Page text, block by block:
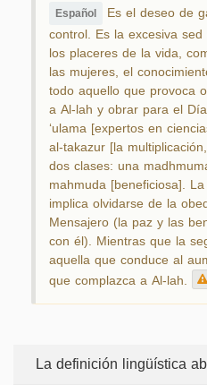
Español Es el deseo de
control. Es la excesiva
los placeres de la vida,
las mujeres, el
todo aquello que provoca
a Al-lah y obrar para el
‘ulama [expertos en
al-takazur [la
dos clases: una
mahmuda [beneficiosa].
implica olvidarse de la
Mensajero (la paz y las
con él). Mientras que la
aquella que conduce al
que complazca a Al-lah.
La definición lingüística